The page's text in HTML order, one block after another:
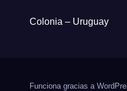
Colonia – Uruguay
Funciona gracias a